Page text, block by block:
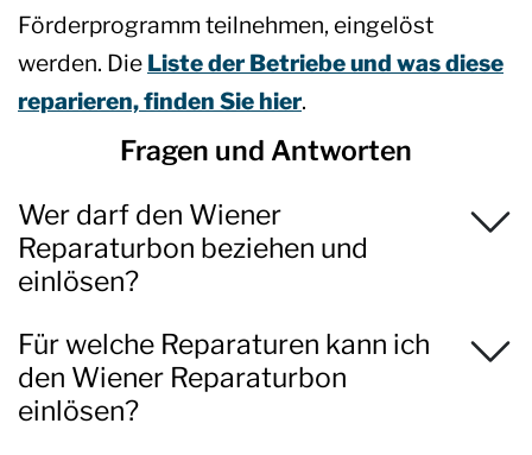
Förderprogramm teilnehmen, eingelöst
werden. Die Liste der Betriebe und was diese
reparieren, finden Sie hier.
Fragen und Antworten
Wer darf den Wiener
Reparaturbon beziehen und
einlösen?
Für welche Reparaturen kann ich
den Wiener Reparaturbon
einlösen?